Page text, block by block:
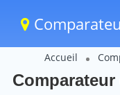
Accueil